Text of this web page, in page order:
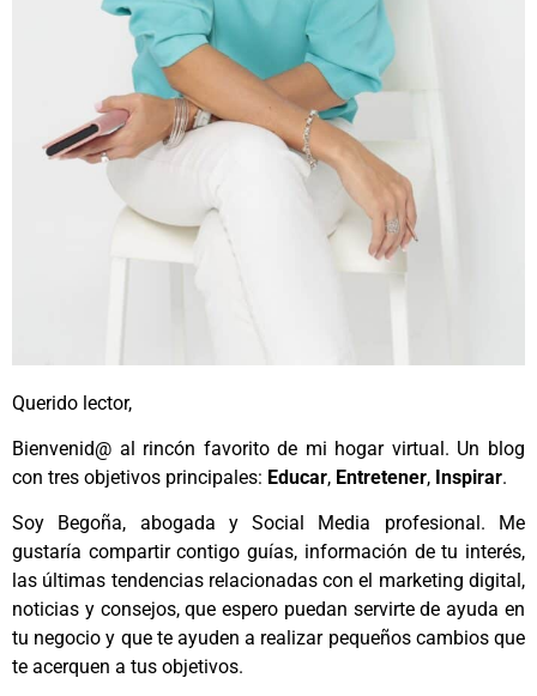
Querido lector,
Bienvenid@ al rincón favorito de mi hogar virtual. Un blog
con tres objetivos principales: Educar, Entretener, Inspirar.
Soy Begoña, abogada y Social Media profesional. Me
gustaría compartir contigo guías, información de tu interés,
las últimas tendencias relacionadas con el marketing digital,
noticias y consejos, que espero puedan servirte de ayuda en
tu negocio y que te ayuden a realizar pequeños cambios que
te acerquen a tus objetivos.